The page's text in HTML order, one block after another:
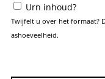
Urn inhoud?
Twijfelt u over het formaat?
ashoeveelheid.